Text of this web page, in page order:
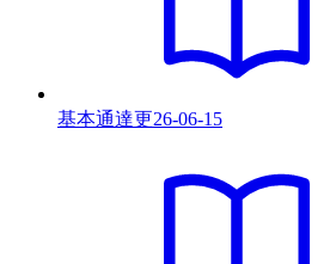
基本通達更26-06-15